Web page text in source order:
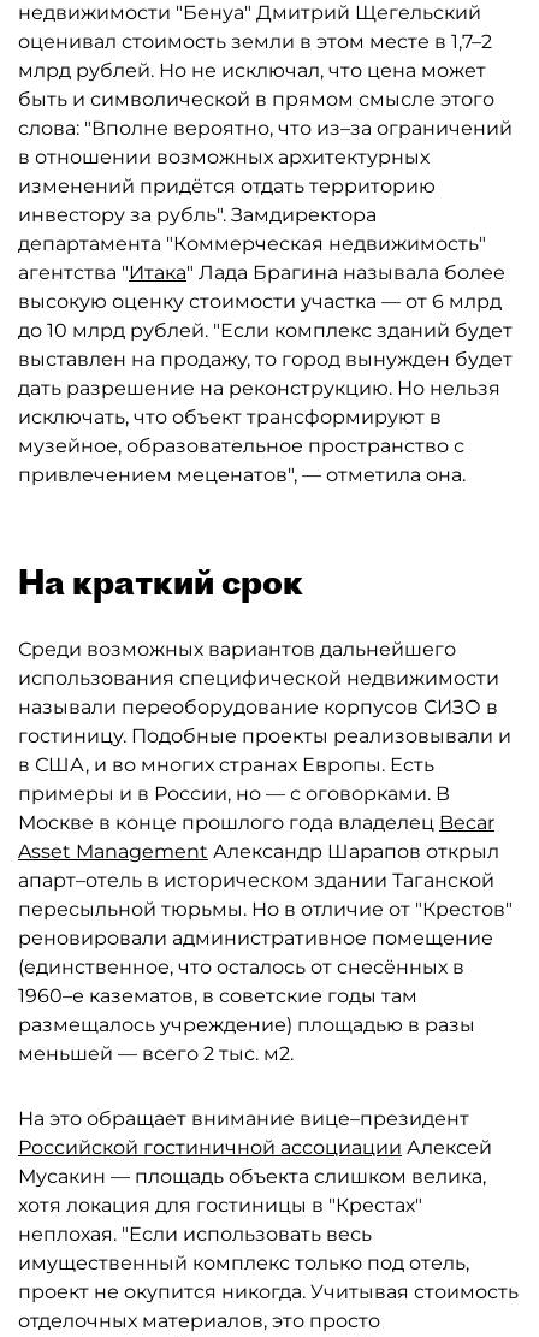
недвижимости "Бенуа" Дмитрий Щегельский
оценивал стоимость земли в этом месте в 1,7–2
млрд рублей. Но не исключал, что цена может
быть и символической в прямом смысле этого
слова: "Вполне вероятно, что из–за ограничений
в отношении возможных архитектурных
изменений придётся отдать территорию
инвестору за рубль". Замдиректора
департамента "Коммерческая недвижимость"
агентства "Итака" Лада Брагина называла более
высокую оценку стоимости участка — от 6 млрд
до 10 млрд рублей. "Если комплекс зданий будет
выставлен на продажу, то город вынужден будет
дать разрешение на реконструкцию. Но нельзя
исключать, что объект трансформируют в
музейное, образовательное пространство с
привлечением меценатов", — отметила она.
На краткий срок
Среди возможных вариантов дальнейшего
использования специфической недвижимости
называли переоборудование корпусов СИЗО в
гостиницу. Подобные проекты реализовывали и
в США, и во многих странах Европы. Есть
примеры и в России, но — с оговорками. В
Москве в конце прошлого года владелец Becar
Asset Management Александр Шарапов открыл
апарт–отель в историческом здании Таганской
пересыльной тюрьмы. Но в отличие от "Крестов"
реновировали административное помещение
(единственное, что осталось от снесённых в
1960–е казематов, в советские годы там
размещалось учреждение) площадью в разы
меньшей — всего 2 тыс. м2.
На это обращает внимание вице–президент
Российской гостиничной ассоциации Алексей
Мусакин — площадь объекта слишком велика,
хотя локация для гостиницы в "Крестах"
неплохая. "Если использовать весь
имущественный комплекс только под отель,
проект не окупится никогда. Учитывая стоимость
отделочных материалов, это просто